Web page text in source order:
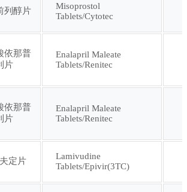
列醇片
Misoprostol
Tablets/Cytotec
依那普
片
Enalapril Maleate
Tablets/Renitec
依那普
片
Enalapril Maleate
Tablets/Renitec
定片
Lamivudine
Tablets/Epivir(3TC)